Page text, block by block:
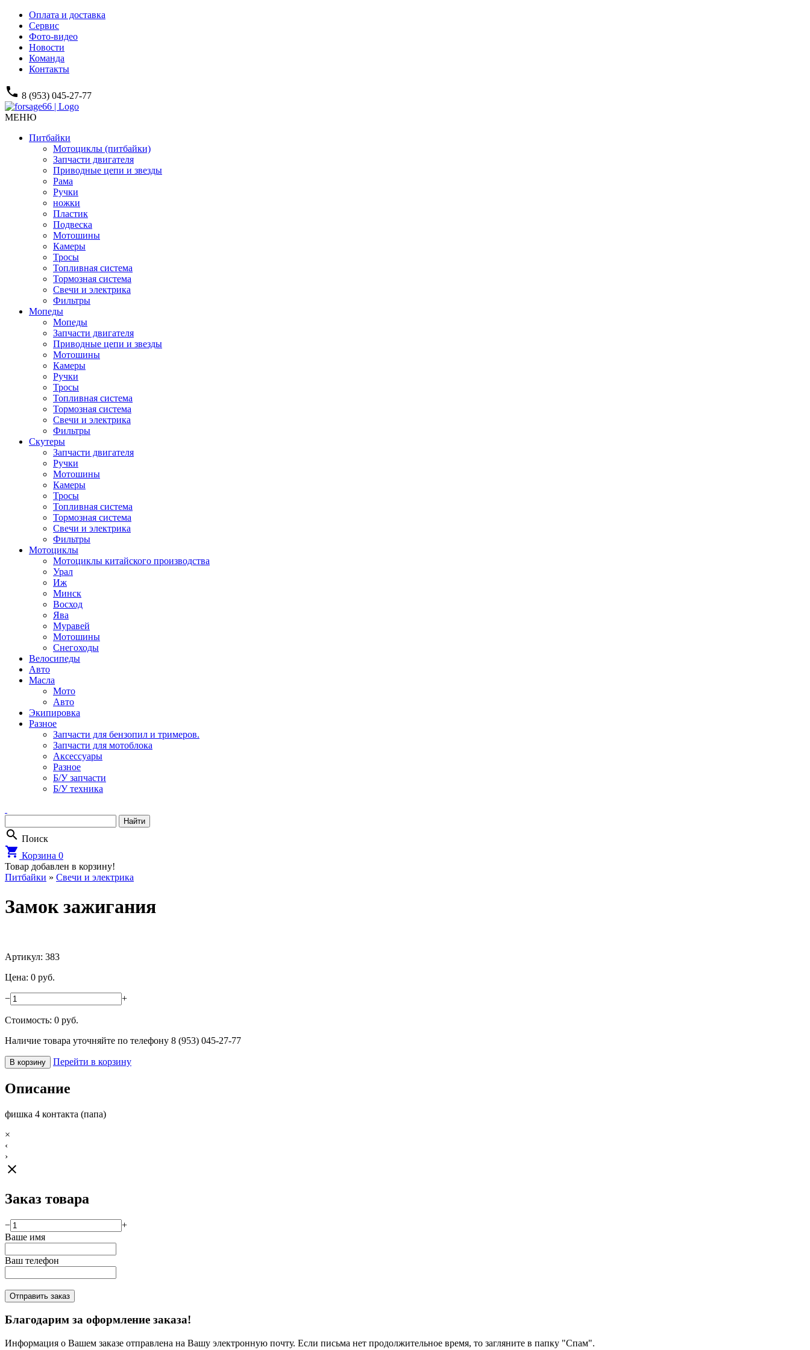
Оплата и доставка
Сервис
Фото-видео
Новости
Команда
Контакты
phone 8 (953) 045-27-77
МЕНЮ
Питбайки
Мотоциклы (питбайки)
Запчасти двигателя
Приводные цепи и звезды
Рама
Ручки
ножки
Пластик
Подвеска
Мотошины
Камеры
Тросы
Топливная система
Тормозная система
Свечи и электрика
Фильтры
Мопеды
Мопеды
Запчасти двигателя
Приводные цепи и звезды
Мотошины
Камеры
Ручки
Тросы
Топливная система
Тормозная система
Свечи и электрика
Фильтры
Cкутеры
Запчасти двигателя
Ручки
Мотошины
Камеры
Тросы
Топливная система
Тормозная система
Свечи и электрика
Фильтры
Мотоциклы
Мотоциклы китайского производства
Урал
Иж
Минск
Восход
Ява
Муравей
Мотошины
Снегоходы
Велосипеды
Авто
Масла
Мото
Авто
Экипировка
Разное
Запчасти для бензопил и тримеров.
Запчасти для мотоблока
Аксессуары
Разное
Б/У запчасти
Б/У техника
search Поиск
shopping_cart Корзина 0
Товар добавлен в корзину!
Питбайки » Свечи и электрика
Замок зажигания
Артикул: 383
Цена: 0 руб.
− +
Стоимость: 0 руб.
Наличие товара уточняйте по телефону 8 (953) 045-27-77
В корзину Перейти в корзину
Описание
фишка 4 контакта (папа)
×
‹
›
close
Заказ товара
−
+
Ваше имя
Ваш телефон
Отправить заказ
Благодарим за оформление заказа!
Информация о Вашем заказе отправлена на Вашу электронную почту. Если письма нет продолжительное время, то загляните в папку "Спам".